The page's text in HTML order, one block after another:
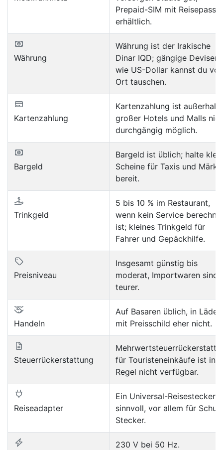
Prepaid-SIM mit Reisepass
erhältlich.
Währung
Währung ist der Irakische
Dinar IQD; gängige Devisen
wie US-Dollar kannst du vor
Ort tauschen.
Kartenzahlung
Kartenzahlung ist außerhalb
großer Hotels und Malls
durchgängig möglich.
Bargeld
Bargeld ist üblich; halte
Scheine für Taxis und
bereit.
Trinkgeld
5 bis 10 % im Restaurant,
wenn kein Service
ist; kleines Trinkgeld für
Fahrer und Gepäckhilfe.
Preisniveau
Insgesamt günstig bis
moderat, Importwaren sind
teurer.
Handeln
Auf Basaren üblich, in Läden
mit Preisschild eher nicht.
Steuerrückerstattung
für Touristeneinkäufe ist in
Regel nicht verfügbar.
Reiseadapter
Ein Universal-Reisestecker
sinnvoll, vor allem für
Stecker.
230 V bei 50 Hz.